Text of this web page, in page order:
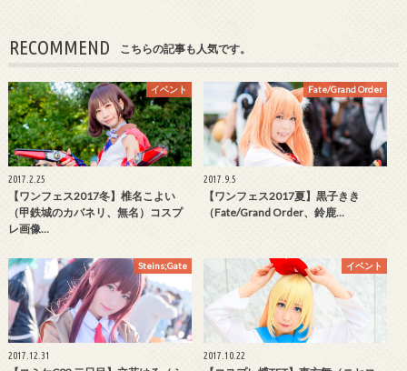
RECOMMEND こちらの記事も人気です。
イベント
2017.2.25
【ワンフェス2017冬】椎名こよい
（甲鉄城のカバネリ、無名）コスプ
レ画像…
Fate/Grand Order
2017.9.5
【ワンフェス2017夏】黒子きき
（Fate/Grand Order、鈴鹿…
Steins;Gate
2017.12.31
イベント
2017.10.22